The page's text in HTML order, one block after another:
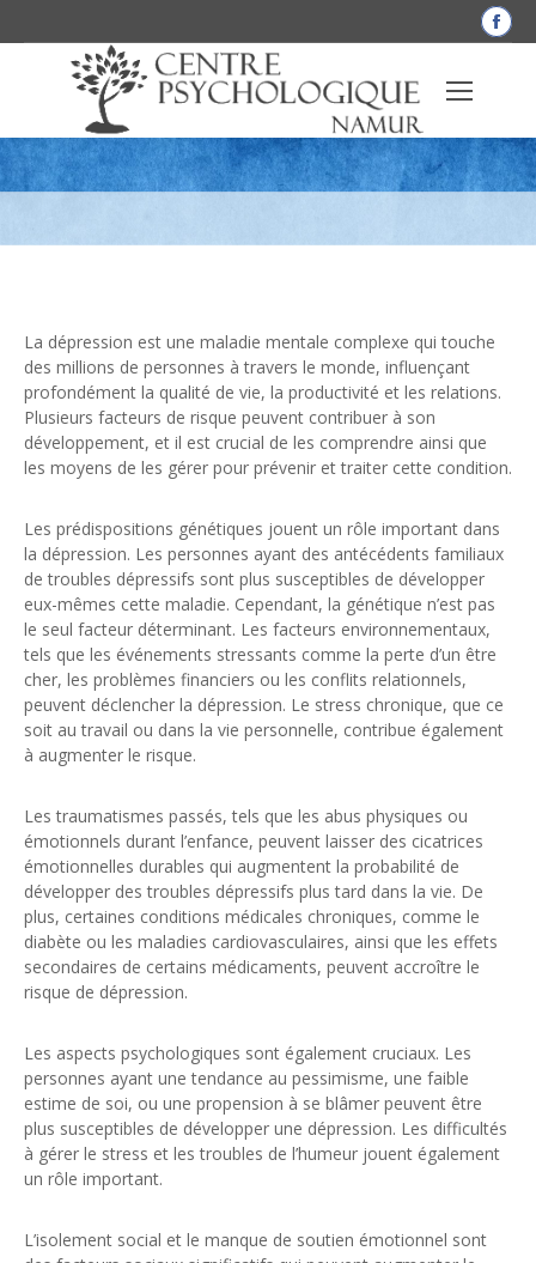
La
une
Facteurs de risque de la dépression et
façons d’y faire face
La dépression est une maladie mentale complexe qui touche
des millions de personnes à travers le monde, influençant
profondément la qualité de vie, la productivité et les relations.
Plusieurs facteurs de risque peuvent contribuer à son
développement, et il est crucial de les comprendre ainsi que
les moyens de les gérer pour prévenir et traiter cette condition.
Les prédispositions génétiques jouent un rôle important dans
la dépression. Les personnes ayant des antécédents familiaux
de troubles dépressifs sont plus susceptibles de développer
eux-mêmes cette maladie. Cependant, la génétique n’est pas
le seul facteur déterminant. Les facteurs environnementaux,
tels que les événements stressants comme la perte d’un être
cher, les problèmes financiers ou les conflits relationnels,
peuvent déclencher la dépression. Le stress chronique, que ce
soit au travail ou dans la vie personnelle, contribue également
à augmenter le risque.
Les traumatismes passés, tels que les abus physiques ou
émotionnels durant l’enfance, peuvent laisser des cicatrices
émotionnelles durables qui augmentent la probabilité de
développer des troubles dépressifs plus tard dans la vie. De
plus, certaines conditions médicales chroniques, comme le
diabète ou les maladies cardiovasculaires, ainsi que les effets
secondaires de certains médicaments, peuvent accroître le
risque de dépression.
Les aspects psychologiques sont également cruciaux. Les
personnes ayant une tendance au pessimisme, une faible
estime de soi, ou une propension à se blâmer peuvent être
plus susceptibles de développer une dépression. Les difficultés
à gérer le stress et les troubles de l’humeur jouent également
un rôle important.
L’isolement social et le manque de soutien émotionnel sont